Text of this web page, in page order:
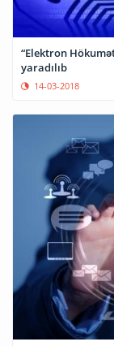
“Elektron
yaradılıb
14-03-2018